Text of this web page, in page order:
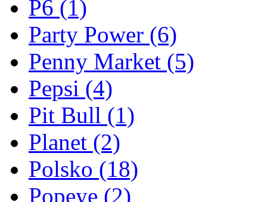
P6 (1)
Party Power (6)
Penny Market (5)
Pepsi (4)
Pit Bull (1)
Planet (2)
Polsko (18)
Popeye (2)